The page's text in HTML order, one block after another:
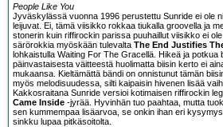
People Like You
Jyväskylässä vuonna 1996 perustettu Sunride ei ole
leijuvat. Ei, tämä viisikko rokkaa tiukalla groovella ja
stonerin kuin riffirockin parissa puuhaillut viisikko ei
särörokkia myöskään tulevalta The End Justifies
lohkaistulla Waiting For The Gracellä. Hikeä ja potkua
päinvastaisesta väitteestä huolimatta biisin kerto ei
mukaansa. Kieltämättä bändi on onnistunut tämän
myös melodisuudessa, silti kaipaisin hivenen lisää
Kakkosraitana Sunride versioi kotimaisen riffirockin
Came Inside -jyrää. Hyvinhän tuo paahtaa, mutta
sen kummempaa lisäarvoa, se onkin ihan eri
sinkku lupaa pitkäsoitolta.